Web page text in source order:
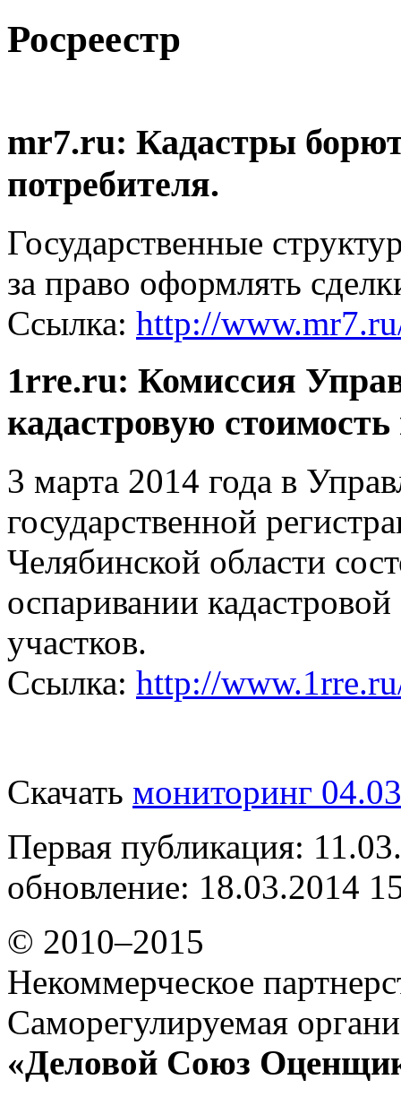
Росреестр
mr7.ru: Кадастры
потребителя.
Государственные
за право оформлять
Ссылка: http://
1rre.ru: Комиссия
кадастровую
3 марта 2014 года в
государственной
Челябинской области
оспаривании
участков.
Ссылка: http://
Скачать мониторинг
Первая публикация:
обновление: 18.03.2014
© 2010–2015
Некоммерческое
Саморегулируемая
«Деловой Союз